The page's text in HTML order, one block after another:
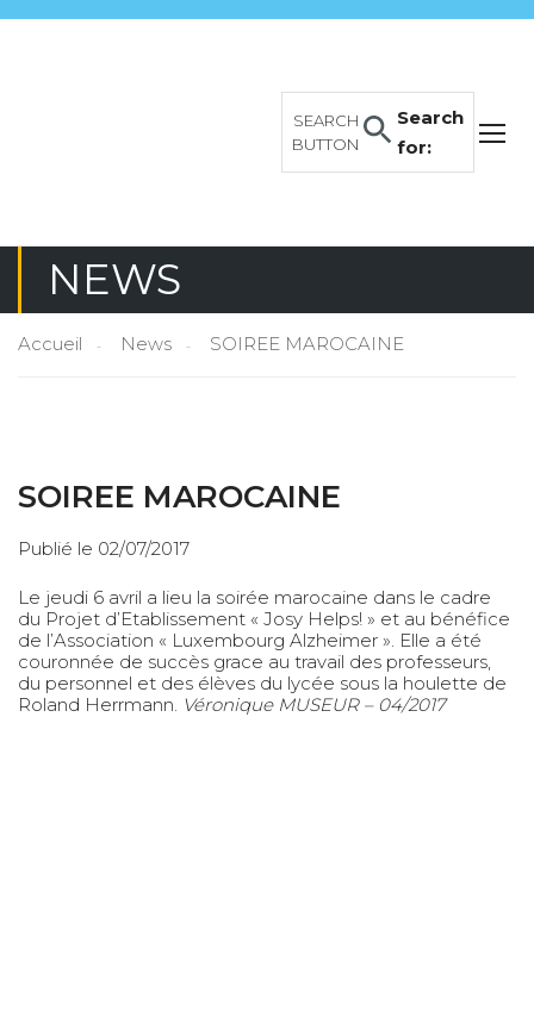
Search
for:
SEARCH
BUTTON
NEWS
Accueil News SOIREE MAROCAINE
SOIREE MAROCAINE
Publié le 02/07/2017
Le jeudi 6 avril a lieu la soirée marocaine dans le cadre
du Projet d’Etablissement « Josy Helps! » et au bénéfice
de l’Association « Luxembourg Alzheimer ». Elle a été
couronnée de succès grace au travail des professeurs,
du personnel et des élèves du lycée sous la houlette de
Roland Herrmann. Véronique MUSEUR – 04/2017